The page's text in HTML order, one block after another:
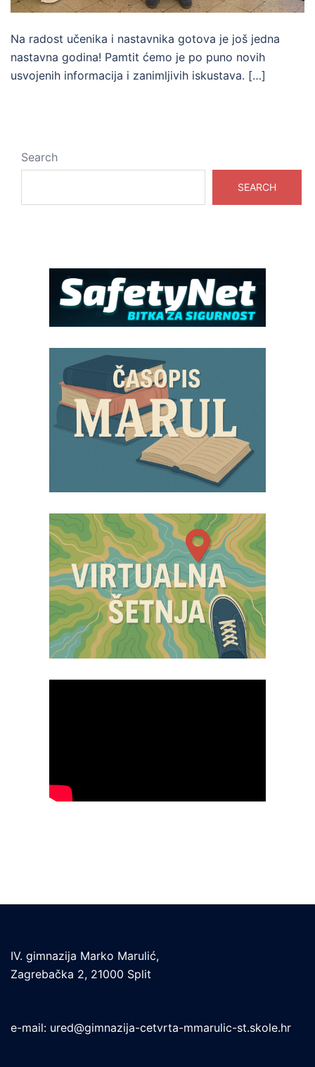
Na radost učenika i nastavnika gotova je još jedna
nastavna godina! Pamtit ćemo je po puno novih
usvojenih informacija i zanimljivih iskustava. […]
Search
SEARCH
IV. gimnazija Marko Marulić,
Zagrebačka 2, 21000 Split
e-mail: ured@gimnazija-cetvrta-mmarulic-st.skole.hr